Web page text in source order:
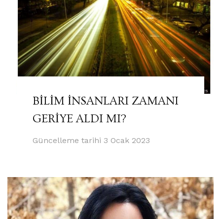
BİLİM İNSANLARI ZAMANI
GERİYE ALDI MI?
Güncelleme tarihi 3 Ocak 2023